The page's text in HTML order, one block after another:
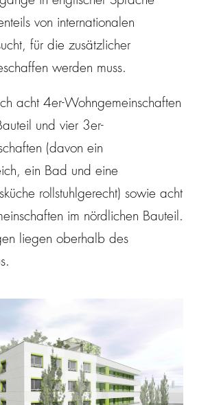
von internationalen
für die zusätzlicher
werden muss.
acht 4er-Wohngemeinschaften
und vier 3er-
(davon ein
ein Bad und eine
rollstuhlgerecht) sowie acht
im nördlichen Bauteil.
liegen oberhalb des